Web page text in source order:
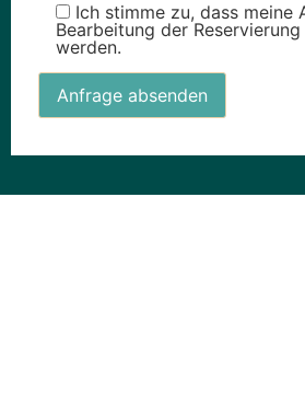
Ich stimme zu, dass meine
Bearbeitung der
werden.